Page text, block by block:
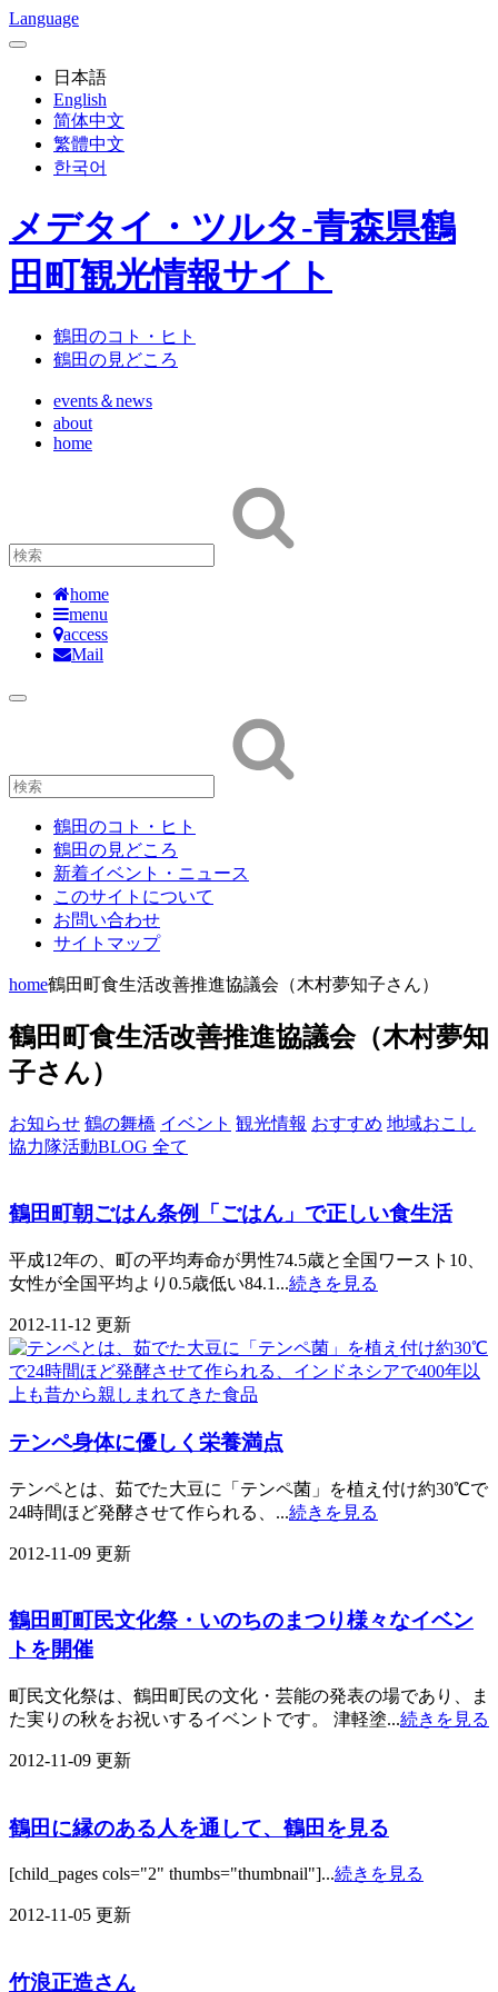
Language
日本語
English
简体中文
繁體中文
한국어
メデタイ・ツルタ-青森県鶴
田町観光情報サイト
鶴田のコト・ヒト
鶴田の見どころ
events＆news
about
home
home
menu
access
Mail
鶴田のコト・ヒト
鶴田の見どころ
新着イベント・ニュース
このサイトについて
お問い合わせ
サイトマップ
home鶴田町食生活改善推進協議会（木村夢知子さん）
鶴田町食生活改善推進協議会（木村夢知
子さん）
お知らせ 鶴の舞橋 イベント 観光情報 おすすめ 地域おこし
協力隊活動BLOG 全て
鶴田町朝ごはん条例 「ごはん」で正しい食生活
平成12年の、町の平均寿命が男性74.5歳と全国ワースト10、
女性が全国平均より0.5歳低い84.1...続きを見る
2012-11-12 更新
テンペ身体に優しく栄養満点
テンペとは、茹でた大豆に「テンペ菌」を植え付け約30℃で
24時間ほど発酵させて作られる、...続きを見る
2012-11-09 更新
鶴田町町民文化祭・いのちのまつり様々なイベン
トを開催
町民文化祭は、鶴田町民の文化・芸能の発表の場であり、ま
た実りの秋をお祝いするイベントです。 津軽塗...続きを見る
2012-11-09 更新
鶴田に縁のある人を通して、鶴田を見る
[child_pages cols="2" thumbs="thumbnail"]...続きを見る
2012-11-05 更新
竹浪正造さん